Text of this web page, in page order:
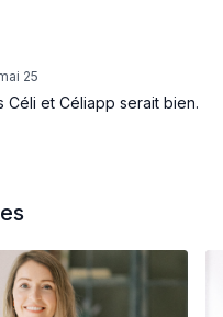
25
Céli et Céliapp serait bien.